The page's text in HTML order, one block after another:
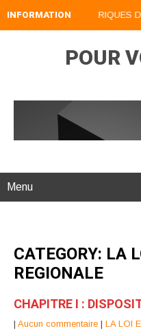
INFORMATION
NOS LIVRES NUMERIQUES
POUR
Menu
CATEGORY: LA
REGIONALE
CHAPITRE I :
| Aucun commentaire | LA LOI